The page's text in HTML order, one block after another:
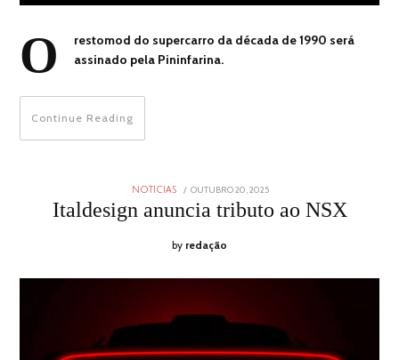
O
restomod do supercarro da década de 1990 será
assinado pela Pininfarina.
Continue Reading
NOTICIAS
POSTED
ON
OUTUBRO 20, 2025
2025
Italdesign anuncia tributo ao NSX
by redação